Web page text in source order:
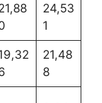
24,53
1
21,48
8